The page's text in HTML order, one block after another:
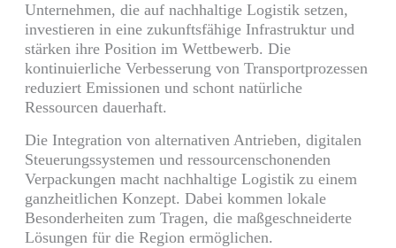
Unternehmen, die auf nachhaltige Logistik setzen,
investieren in eine zukunftsfähige Infrastruktur und
stärken ihre Position im Wettbewerb. Die
kontinuierliche Verbesserung von Transportprozessen
reduziert Emissionen und schont natürliche
Ressourcen dauerhaft.
Die Integration von alternativen Antrieben, digitalen
Steuerungssystemen und ressourcenschonenden
Verpackungen macht nachhaltige Logistik zu einem
ganzheitlichen Konzept. Dabei kommen lokale
Besonderheiten zum Tragen, die maßgeschneiderte
Lösungen für die Region ermöglichen.